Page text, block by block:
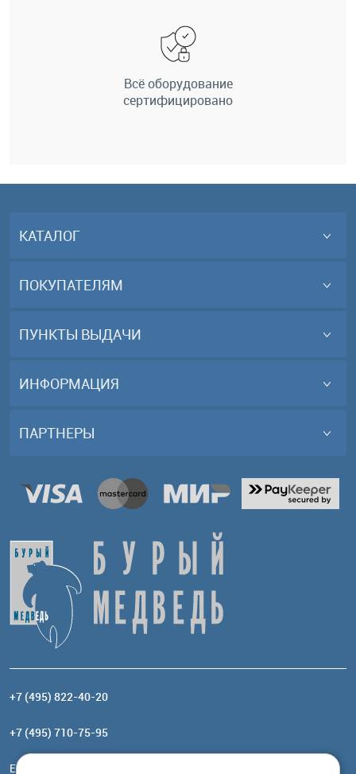
Всё оборудование
сертифицировано
КАТАЛОГ
ПОКУПАТЕЛЯМ
ПУНКТЫ ВЫДАЧИ
ИНФОРМАЦИЯ
ПАРТНЕРЫ
+7 (495) 822-40-20
+7 (495) 710-75-95
Email: